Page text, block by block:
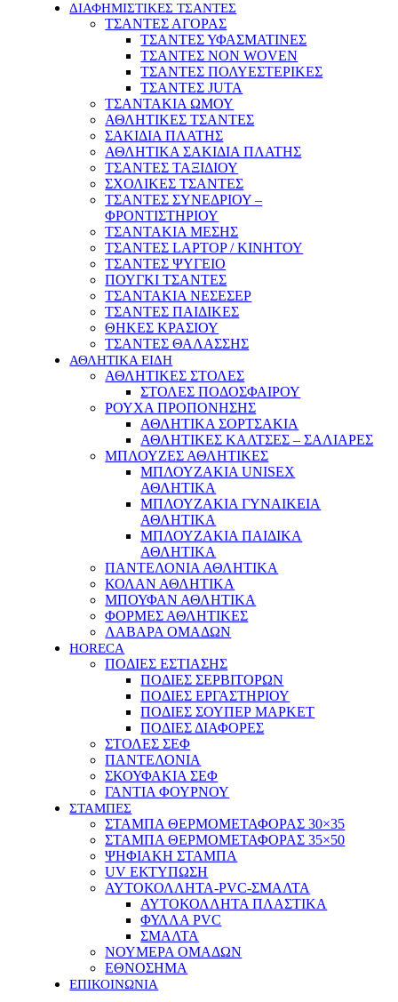
ΔΙΑΦΗΜΙΣΤΙΚΕΣ ΤΣΑΝΤΕΣ
ΤΣΑΝΤΕΣ ΑΓΟΡΑΣ
ΤΣΑΝΤΕΣ ΥΦΑΣΜΑΤΙΝΕΣ
ΤΣΑΝΤΕΣ NON WOVEN
ΤΣΑΝΤΕΣ ΠΟΛΥΕΣΤΕΡΙΚΕΣ
ΤΣΑΝΤΕΣ JUTA
ΤΣΑΝΤΑΚΙΑ ΩΜΟΥ
ΑΘΛΗΤΙΚΕΣ ΤΣΑΝΤΕΣ
ΣΑΚΙΔΙΑ ΠΛΑΤΗΣ
ΑΘΛΗΤΙΚΑ ΣΑΚΙΔΙΑ ΠΛΑΤΗΣ
ΤΣΑΝΤΕΣ ΤΑΞΙΔΙΟΥ
ΣΧΟΛΙΚΕΣ ΤΣΑΝΤΕΣ
ΤΣΑΝΤΕΣ ΣΥΝΕΔΡΙΟΥ –
ΦΡΟΝΤΙΣΤΗΡΙΟΥ
ΤΣΑΝΤΑΚΙΑ ΜΕΣΗΣ
ΤΣΑΝΤΕΣ LAPTOP / ΚΙΝΗΤΟΥ
ΤΣΑΝΤΕΣ ΨΥΓΕΙΟ
ΠΟΥΓΚΙ ΤΣΑΝΤΕΣ
ΤΣΑΝΤΑΚΙΑ ΝΕΣΕΣΕΡ
ΤΣΑΝΤΕΣ ΠΑΙΔΙΚΕΣ
ΘΗΚΕΣ ΚΡΑΣΙΟΥ
ΤΣΑΝΤΕΣ ΘΑΛΑΣΣΗΣ
ΑΘΛΗΤΙΚΑ ΕΙΔΗ
ΑΘΛΗΤΙΚΕΣ ΣΤΟΛΕΣ
ΣΤΟΛΕΣ ΠΟΔΟΣΦΑΙΡΟΥ
ΡΟΥΧΑ ΠΡΟΠΟΝΗΣΗΣ
ΑΘΛΗΤΙΚΑ ΣΟΡΤΣΑΚΙΑ
ΑΘΛΗΤΙΚΕΣ ΚΑΛΤΣΕΣ – ΣΑΛΙΑΡΕΣ
ΜΠΛΟΥΖΕΣ ΑΘΛΗΤΙΚΕΣ
ΜΠΛΟΥΖΑΚΙΑ UNISEX
ΑΘΛΗΤΙΚΑ
ΜΠΛΟΥΖΑΚΙΑ ΓΥΝΑΙΚΕΙΑ
ΑΘΛΗΤΙΚΑ
ΜΠΛΟΥΖΑΚΙΑ ΠΑΙΔΙΚΑ
ΑΘΛΗΤΙΚΑ
ΠΑΝΤΕΛΟΝΙΑ ΑΘΛΗΤΙΚΑ
ΚΟΛΑΝ ΑΘΛΗΤΙΚΑ
ΜΠΟΥΦΑΝ ΑΘΛΗΤΙΚΑ
ΦΟΡΜΕΣ ΑΘΛΗΤΙΚΕΣ
ΛΑΒΑΡΑ ΟΜΑΔΩΝ
HORECA
ΠΟΔΙΕΣ ΕΣΤΙΑΣΗΣ
ΠΟΔΙΕΣ ΣΕΡΒΙΤΟΡΩΝ
ΠΟΔΙΕΣ ΕΡΓΑΣΤΗΡΙΟΥ
ΠΟΔΙΕΣ ΣΟΥΠΕΡ ΜΑΡΚΕΤ
ΠΟΔΙΕΣ ΔΙΑΦΟΡΕΣ
ΣΤΟΛΕΣ ΣΕΦ
ΠΑΝΤΕΛΟΝΙΑ
ΣΚΟΥΦΑΚΙΑ ΣΕΦ
ΓΑΝΤΙΑ ΦΟΥΡΝΟΥ
ΣΤΑΜΠΕΣ
ΣΤΑΜΠΑ ΘΕΡΜΟΜΕΤΑΦΟΡΑΣ 30×35
ΣΤΑΜΠΑ ΘΕΡΜΟΜΕΤΑΦΟΡΑΣ 35×50
ΨΗΦΙΑΚΗ ΣΤΑΜΠΑ
UV ΕΚΤΥΠΩΣΗ
ΑΥΤΟΚΟΛΛΗΤΑ-PVC-ΣΜΑΛΤΑ
ΑΥΤΟΚΟΛΛΗΤΑ ΠΛΑΣΤΙΚΑ
ΦΥΛΛΑ PVC
ΣΜΑΛΤΑ
ΝΟΥΜΕΡΑ ΟΜΑΔΩΝ
ΕΘΝΟΣΗΜΑ
ΕΠΙΚΟΙΝΩΝΙΑ